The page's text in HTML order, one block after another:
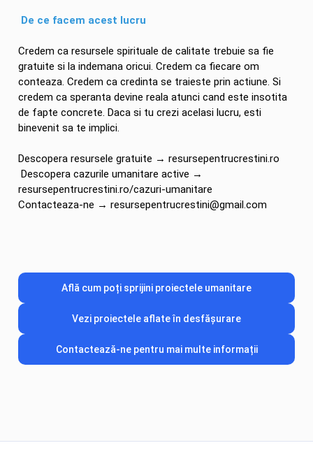
De ce facem acest lucru
Credem ca resursele spirituale de calitate trebuie sa fie
gratuite si la indemana oricui. Credem ca fiecare om
conteaza. Credem ca credinta se traieste prin actiune. Si
credem ca speranta devine reala atunci cand este insotita
de fapte concrete. Daca si tu crezi acelasi lucru, esti
binevenit sa te implici.
Descopera resursele gratuite → resursepentrucrestini.ro
Descopera cazurile umanitare active →
resursepentrucrestini.ro/cazuri-umanitare
Contacteaza-ne → resursepentrucrestini@gmail.com
Află cum poți sprijini proiectele umanitare
Vezi proiectele aflate în desfășurare
Contactează-ne pentru mai multe informații